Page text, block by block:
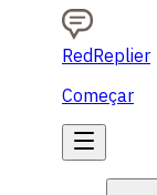
RedReplier
Começar